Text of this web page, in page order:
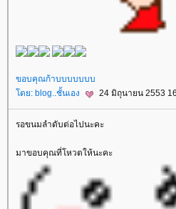
ขอบคุณก้าบบบบบบบ
ดย: blog..ชั้นเอง 24 มิถุนายน 2553
รอขนมลำดับต่อไปนะคะ
มาขอบคุณที่โหวตให้นะคะ